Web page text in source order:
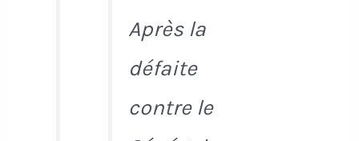
Après la
défaite
contre le